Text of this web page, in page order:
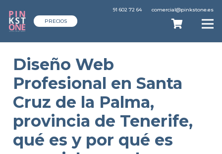
PRECIOS
91 602 72 64 comercial@pinkstone.es
Diseño Web
Profesional en Santa
Cruz de la Palma,
provincia de Tenerife,
qué es y por qué es